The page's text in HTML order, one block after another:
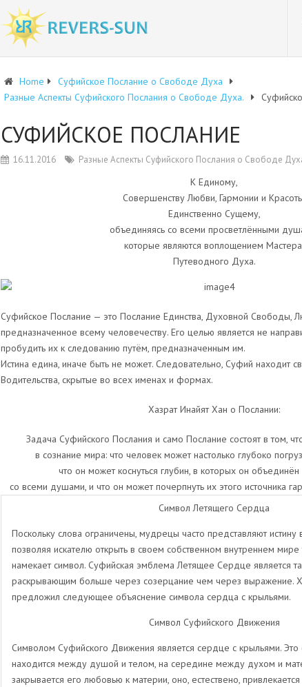
Home
Суфийское Послание о Свободе Духа
Разные Аспекты Суфийского Послания о Свободе Духа.
СУФИЙСКОЕ ПОСЛАНИЕ
16.11.2016 Разные Аспекты Суфийского Послания о Свободе
К Единому,
Совершенству Любви, Гармонии и
Единственно Сущему,
объединяясь со всеми просветлёнными
которые являются воплощением
Путеводного Духа.
Суфийское Послание — это Послание Единства, Духовной Свободы,
предназначенное всему человечеству. Его целью является не
пробудить их к следованию путём, предназначенным им.
Истина едина, иначе быть не может. Следовательно, Суфий находит
Водительства, скрытые во всех именах и формах.
Хазрат Инайят Хан о Послании:
Задача Суфийского Послания и само Послание состоят в том,
в сознание мира: что человек может настолько глубоко
что он может коснуться глубин, в которых он
со всеми душами, и что он может почерпнуть их этого источника
Символ Летящего Сердца
Поскольку слова ограничены, мудрецы часто представляют
позволяя искателю открыть в своем собственном внутреннем мире
намекает символ. Суфийская эмблема Летящее Сердце является
раскрывающим больше через созерцание чем через выражение.
предложил следующее объяснение символа сердца с крыльями.
Символ Суфийского Движения
Символом Суфийского Движения является сердце с крыльями. Это
находится между душой и телом, на середине между духом и
закрывается его любовью к материи, оно, естествено,